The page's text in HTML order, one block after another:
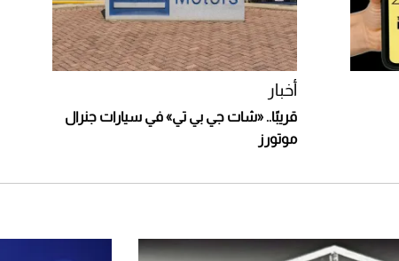
أخبار
قريبًا.. «شات جي بي تي» في سيارات جنرال
موتورز